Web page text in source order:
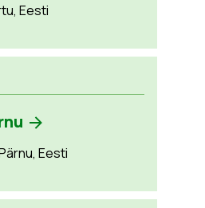
Eesti
Eesti